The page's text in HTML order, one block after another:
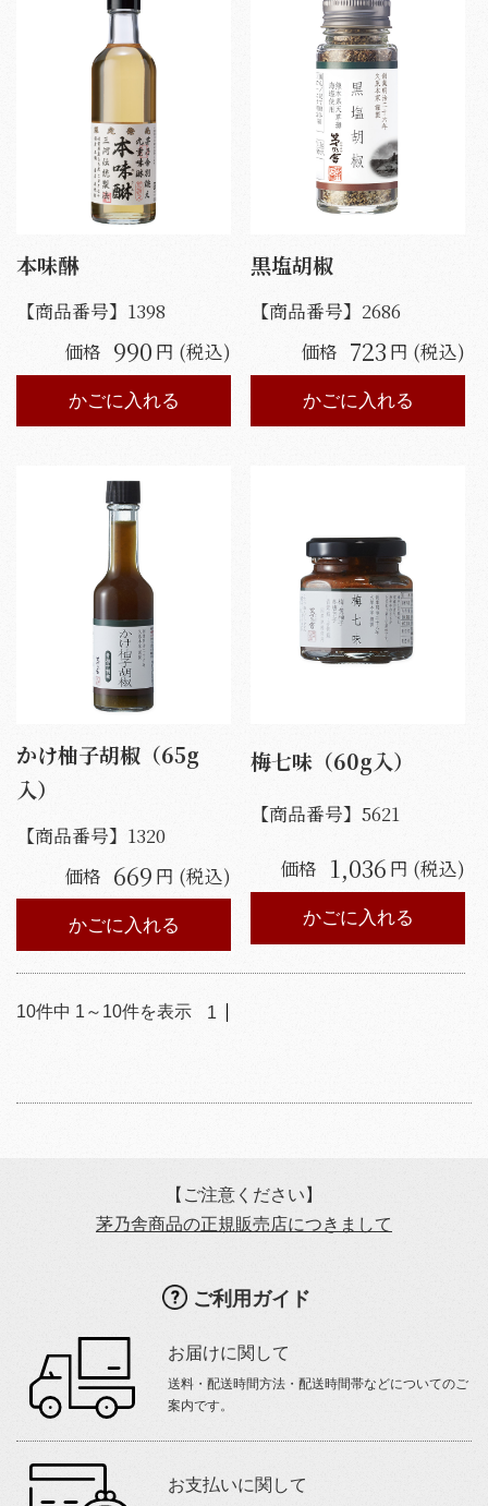
本味醂
【商品番号】 1398
価格 990 円 (税込)
かごに入れる
黒塩胡椒
【商品番号】 2686
価格 723 円 (税込)
かごに入れる
かけ柚子胡椒（65g
入）
【商品番号】 1320
価格 669 円 (税込)
かごに入れる
梅七味（60g入）
【商品番号】5621
価格 1,036 円 (税込)
かごに入れる
10件中 1 ～ 10件を表示 1
【ご注意ください】
茅乃舎商品の正規販売店につきまして
ご利用ガイド
お届けに関して
送料・配送時間方法・配送時間帯などについてのご
案内です。
お支払いに関して